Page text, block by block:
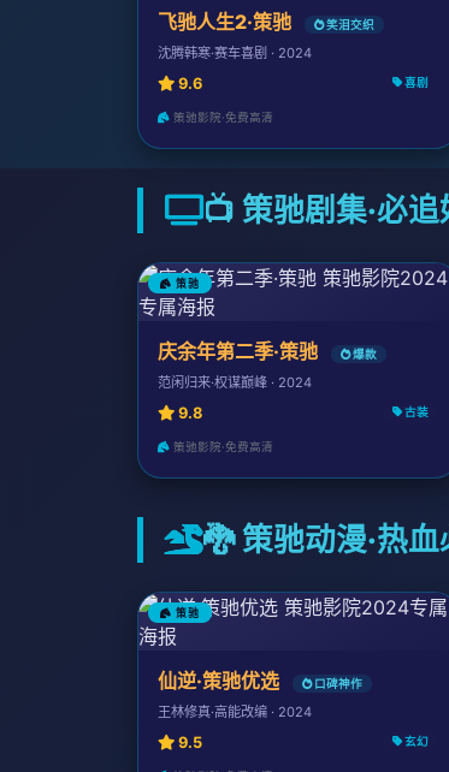
飞驰人生2·策驰 笑泪交织
沈腾韩寒·赛车喜剧 · 2024
9.6 喜剧
策驰影院·免费高清
📺 策驰剧集·必追
策驰
庆余年第二季·策驰 爆款
范闲归来·权谋巅峰 · 2024
9.8 古装
策驰影院·免费高清
🐉 策驰动漫·热
策驰
仙逆·策驰优选 口碑神作
王林修真·高能改编 · 2024
9.5 玄幻